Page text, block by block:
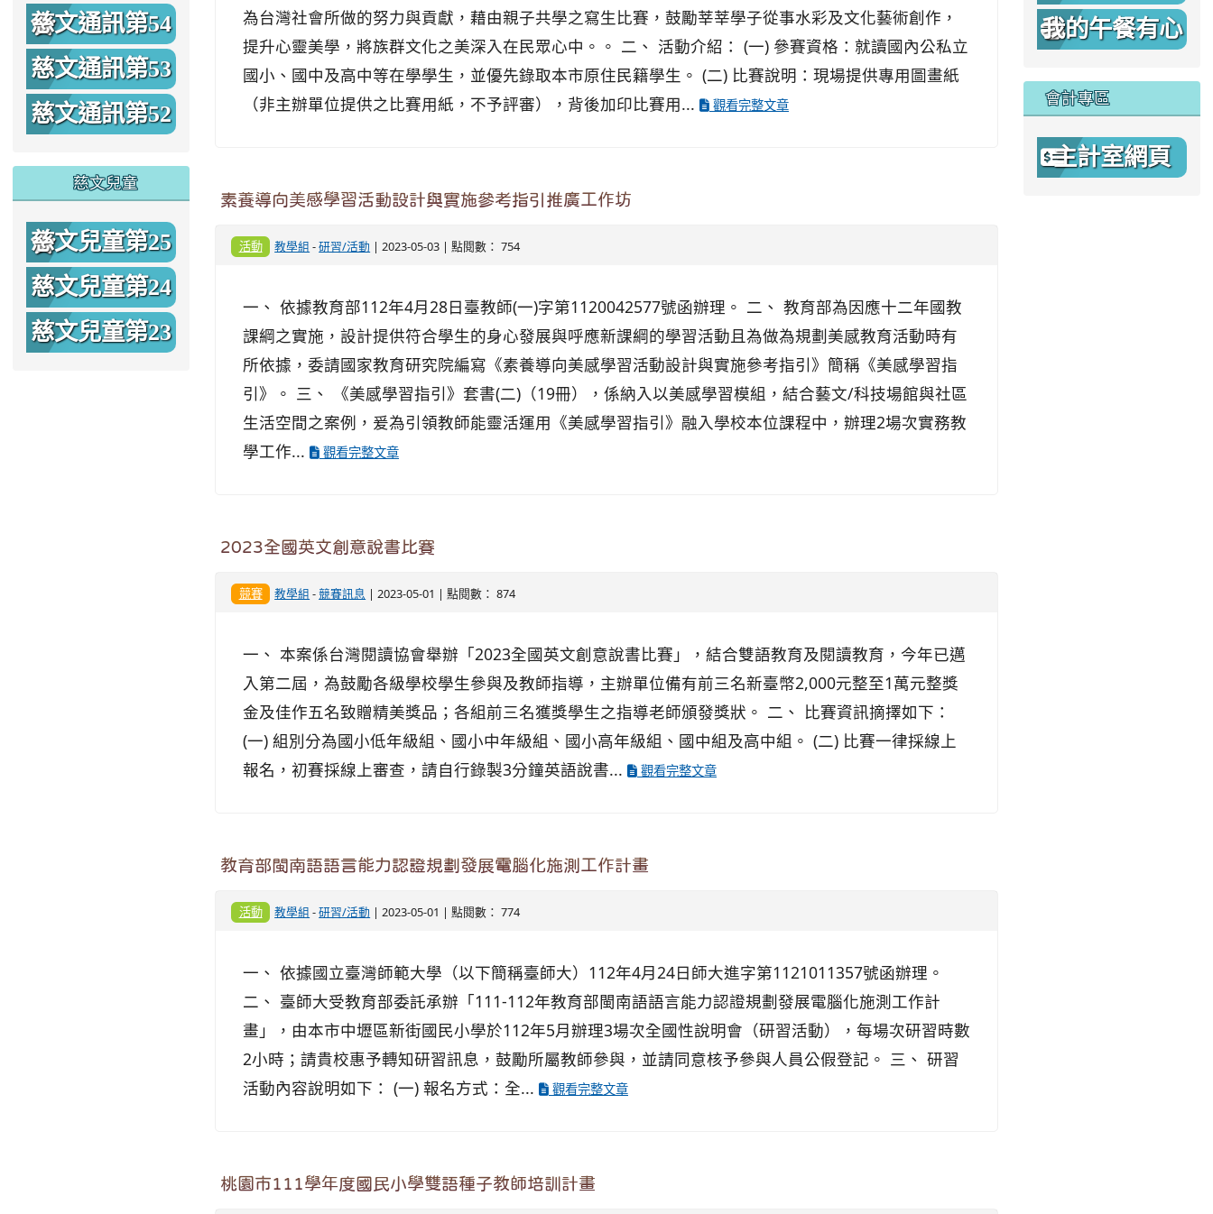
為台灣社會所做的努力與貢獻，藉由親子共學之寫生比賽，鼓勵莘莘學子從事水彩及文化藝術創作，
提升心靈美學，將族群文化之美深入在民眾心中。。 二、 活動介紹： (一) 參賽資格：就讀國內公私立
國小、國中及高中等在學學生，並優先錄取本市原住民籍學生。 (二) 比賽說明：現場提供專用圖畫紙
（非主辦單位提供之比賽用紙，不予評審），背後加印比賽用...
觀看完整文章
素養導向美感學習活動設計與實施參考指引推廣工作坊
活動 教學組 -研習/活動 | 2023-05-03 | 點閱數： 754
一、 依據教育部112年4月28日臺教師(一)字第1120042577號函辦理。 二、 教育部為因應十二年國教
課綱之實施，設計提供符合學生的身心發展與呼應新課綱的學習活動且為做為規劃美感教育活動時有
所依據，委請國家教育研究院編寫《素養導向美感學習活動設計與實施參考指引》簡稱《美感學習指
引》。 三、 《美感學習指引》套書(二)（19冊），係納入以美感學習模組，結合藝文/科技場館與社區
生活空間之案例，爰為引領教師能靈活運用《美感學習指引》融入學校本位課程中，辦理2場次實務教
學工作...
觀看完整文章
2023全國英文創意說書比賽
競賽 教學組 -競賽訊息 | 2023-05-01 | 點閱數： 874
一、 本案係台灣閱讀協會舉辦「2023全國英文創意說書比賽」，結合雙語教育及閱讀教育，今年已邁
入第二屆，為鼓勵各級學校學生參與及教師指導，主辦單位備有前三名新臺幣2,000元整至1萬元整獎
金及佳作五名致贈精美獎品；各組前三名獲獎學生之指導老師頒發獎狀。 二、 比賽資訊摘擇如下：
(一) 組別分為國小低年級組、國小中年級組、國小高年級組、國中組及高中組。 (二) 比賽一律採線上
報名，初賽採線上審查，請自行錄製3分鐘英語說書...
觀看完整文章
教育部閩南語語言能力認證規劃發展電腦化施測工作計畫
活動 教學組 -研習/活動 | 2023-05-01 | 點閱數： 774
一、 依據國立臺灣師範大學（以下簡稱臺師大）112年4月24日師大進字第1121011357號函辦理。
二、 臺師大受教育部委託承辦「111-112年教育部閩南語語言能力認證規劃發展電腦化施測工作計
畫」，由本市中壢區新街國民小學於112年5月辦理3場次全國性說明會（研習活動），每場次研習時數
2小時；請貴校惠予轉知研習訊息，鼓勵所屬教師參與，並請同意核予參與人員公假登記。 三、 研習
活動內容說明如下： (一) 報名方式：全...
觀看完整文章
桃園市111學年度國民小學雙語種子教師培訓計畫
慈文通訊第54
期
慈文通訊第53
期
慈文通訊第52
慈文兒童
慈文兒童第25
期
慈文兒童第24
期
慈文兒童第23
我的午餐有心
會計專區
主計室網頁